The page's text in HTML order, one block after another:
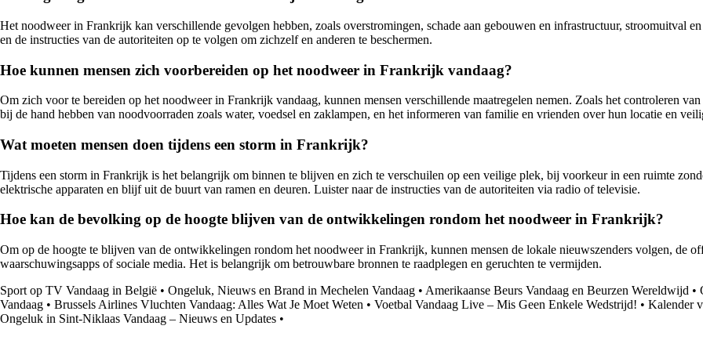
Het noodweer in Frankrijk kan verschillende gevolgen hebben, zoals overstromingen, schade aan gebouwen en infrastructuur, stroomuitval
en de instructies van de autoriteiten op te volgen om zichzelf en anderen te beschermen.
Hoe kunnen mensen zich voorbereiden op het noodweer in Frankrijk vandaag?
Om zich voor te bereiden op het noodweer in Frankrijk vandaag, kunnen mensen verschillende maatregelen nemen. Zoals het controleren
bij de hand hebben van noodvoorraden zoals water, voedsel en zaklampen, en het informeren van familie en vrienden over hun locatie en
Wat moeten mensen doen tijdens een storm in Frankrijk?
Tijdens een storm in Frankrijk is het belangrijk om binnen te blijven en zich te verschuilen op een veilige plek, bij voorkeur in een ruimte
elektrische apparaten en blijf uit de buurt van ramen en deuren. Luister naar de instructies van de autoriteiten via radio of televisie.
Hoe kan de bevolking op de hoogte blijven van de ontwikkelingen rondom het noodweer in Frankrijk?
Om op de hoogte te blijven van de ontwikkelingen rondom het noodweer in Frankrijk, kunnen mensen de lokale nieuwszenders volgen, de
waarschuwingsapps of sociale media. Het is belangrijk om betrouwbare bronnen te raadplegen en geruchten te vermijden.
Sport op TV Vandaag in België • Ongeluk, Nieuws en Brand in Mechelen Vandaag • Amerikaanse Beurs Vandaag en Beurzen Wereldwijd •
Vandaag • Brussels Airlines Vluchten Vandaag: Alles Wat Je Moet Weten • Voetbal Vandaag Live – Mis Geen Enkele Wedstrijd! • Kalender
Ongeluk in Sint-Niklaas Vandaag – Nieuws en Updates •